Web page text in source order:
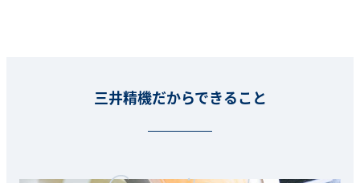
三井精機だからできること